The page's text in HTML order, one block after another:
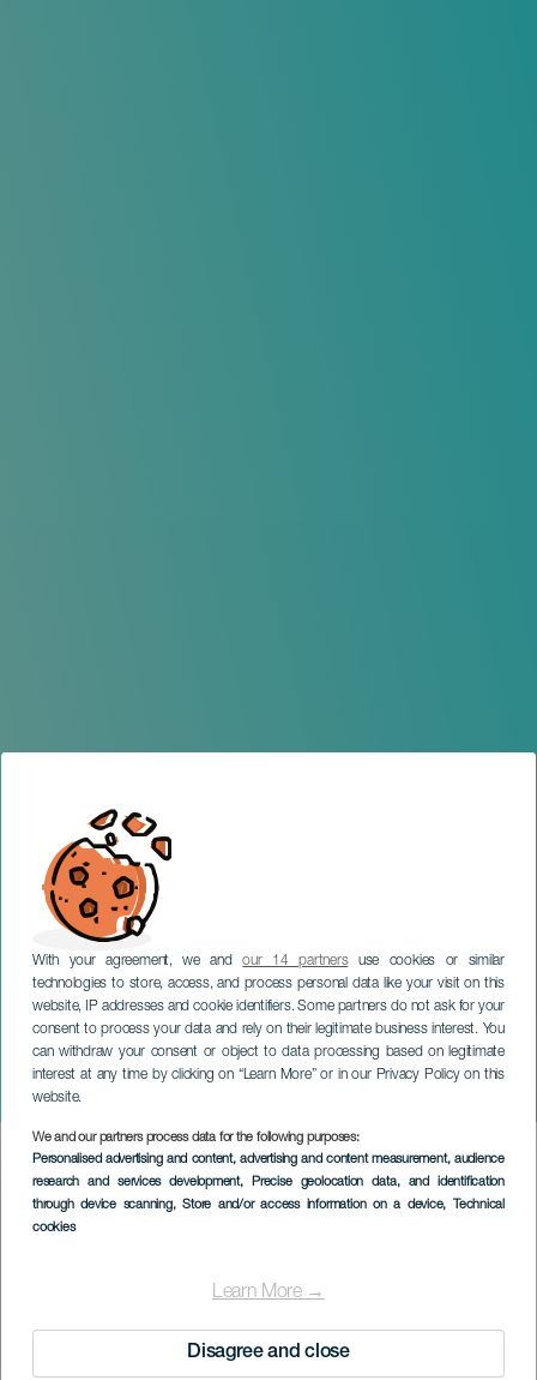
With your agreement, we andour 14 partnersuse cookies or similar
technologies to store, access, and process personal data like your visit on this
website, IP addresses and cookie identifiers. Some partners do not ask for your
consent to process your data and rely on their legitimate business interest. You
can withdraw your consent or object to data processing based on legitimate
interest at any time by clicking on “Learn More” or in our Privacy Policy on this
website.
We and our partners process data for the following purposes:
Personalised advertising and content, advertising and content measurement, audience
research and services development, Precise geolocation data, and identification
through device scanning, Store and/or access information on a device, Technical
cookies
Learn More →
Disagree and close
Foire artisanale de San
Antonio Abad
TENERIFE
Imagen
Listado